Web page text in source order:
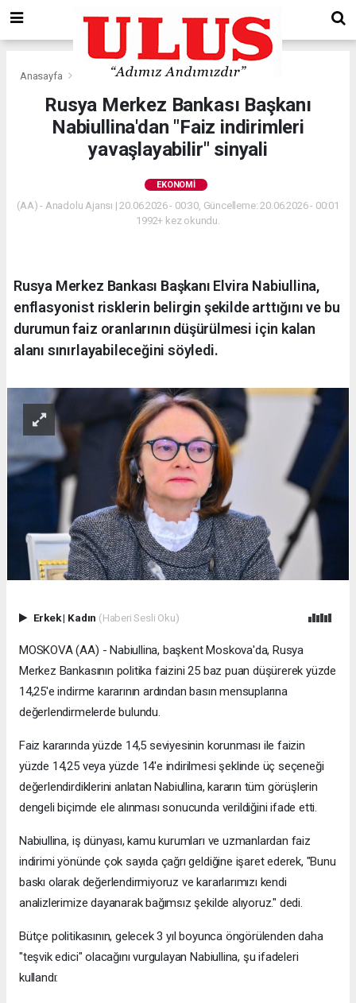
Anasayfa Ekonomi
Rusya Merkez Bankası Başkanı
Nabiullina'dan "Faiz indirimleri
yavaşlayabilir" sinyali
EKONOMI
(AA) - Anadolu Ajansı | 20.06.2026 - 00:30, Güncelleme: 20.06.2026 - 00:01
1992+ kez okundu.
Rusya Merkez Bankası Başkanı Elvira Nabiullina,
enflasyonist risklerin belirgin şekilde arttığını ve bu
durumun faiz oranlarının düşürülmesi için kalan
alanı sınırlayabileceğini söyledi.
Erkek| Kadın (Haberi Sesli Oku)
MOSKOVA (AA) - Nabiullina, başkent Moskova'da, Rusya
Merkez Bankasının politika faizini 25 baz puan düşürerek yüzde
14,25'e indirme kararının ardından basın mensuplarına
değerlendirmelerde bulundu.
Faiz kararında yüzde 14,5 seviyesinin korunması ile faizin
yüzde 14,25 veya yüzde 14'e indirilmesi şeklinde üç seçeneği
değerlendirdiklerini anlatan Nabiullina, kararın tüm görüşlerin
dengeli biçimde ele alınması sonucunda verildiğini ifade etti.
Nabiullina, iş dünyası, kamu kurumları ve uzmanlardan faiz
indirimi yönünde çok sayıda çağrı geldiğine işaret ederek, "Bunu
baskı olarak değerlendirmiyoruz ve kararlarımızı kendi
analizlerimize dayanarak bağımsız şekilde alıyoruz." dedi.
Bütçe politikasının, gelecek 3 yıl boyunca öngörülenden daha
"teşvik edici" olacağını vurgulayan Nabiullina, şu ifadeleri
kullandı: